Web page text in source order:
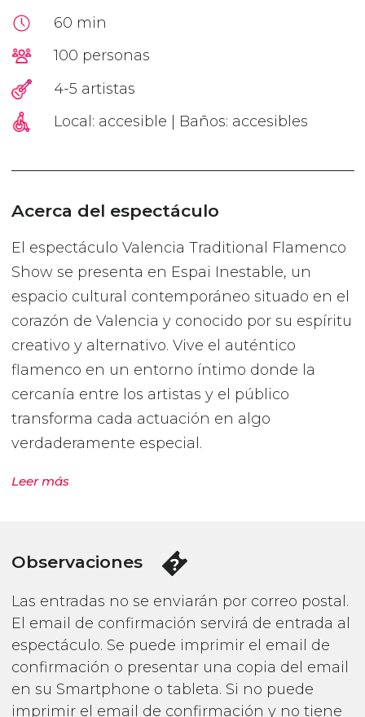
60 min
100 personas
4-5 artistas
Local: accesible | Baños: accesibles
Acerca del espectáculo
El espectáculo Valencia Traditional Flamenco
Show se presenta en Espai Inestable, un
espacio cultural contemporáneo situado en el
corazón de Valencia y conocido por su espíritu
creativo y alternativo. Vive el auténtico
flamenco en un entorno íntimo donde la
cercanía entre los artistas y el público
transforma cada actuación en algo
verdaderamente especial.
Leer más
Observaciones
Las entradas no se enviarán por correo postal.
El email de confirmación servirá de entrada al
espectáculo. Se puede imprimir el email de
confirmación o presentar una copia del email
en su Smartphone o tableta. Si no puede
imprimir el email de confirmación y no tiene